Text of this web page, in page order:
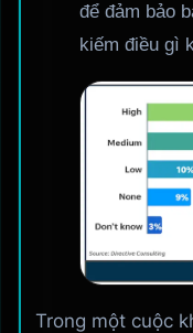
để đảm bảo
kiếm điều gì
Trong một cuộc